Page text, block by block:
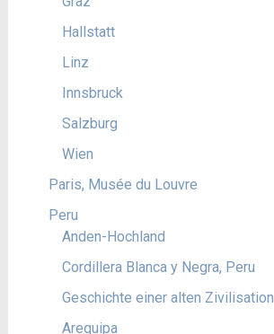
Hallstatt
Linz
Innsbruck
Salzburg
Wien
Paris, Musée du Louvre
Peru
Anden-Hochland
Cordillera Blanca y Negra, Peru
Geschichte einer alten Zivilisation
Arequipa